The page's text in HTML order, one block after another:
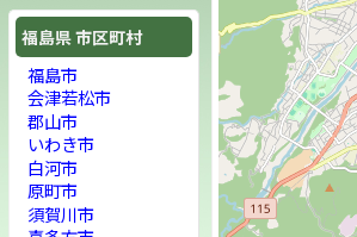
福島県 市区町村
福島市
会津若松市
郡山市
いわき市
白河市
原町市
須賀川市